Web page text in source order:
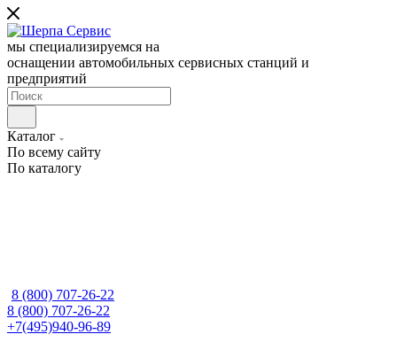
мы специализируемся на
оснащении автомобильных сервисных станций и
предприятий
Каталог
По всему сайту
По каталогу
8 (800) 707-26-22
8 (800) 707-26-22
+7(495)940-96-89